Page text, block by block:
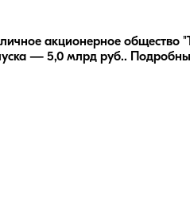
акционерное
— 5,0 млрд руб..